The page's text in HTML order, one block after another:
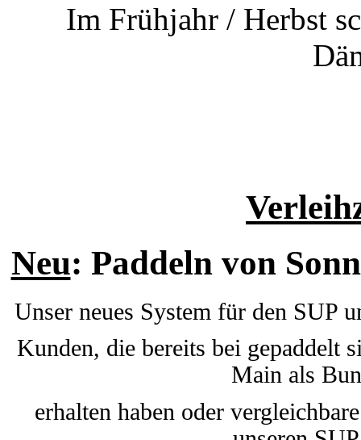
Im Frühjahr / Herbst
Neu: Paddeln von
Unser neues System für den SUP
Kunden, die bereits bei gepaddelt
Main als
erhalten haben oder